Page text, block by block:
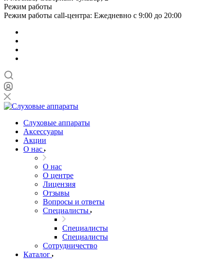
Режим работы
Режим работы call-центра: Ежедневно с 9:00 до 20:00
Слуховые аппараты
Аксессуары
Акции
О нас
О нас
О центре
Лицензия
Отзывы
Вопросы и ответы
Специалисты
Специалисты
Специалисты
Сотрудничество
Каталог